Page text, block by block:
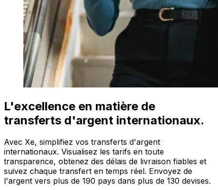
L'excellence en matière de
transferts d'argent internationaux.
Avec Xe, simplifiez vos transferts d'argent
internationaux. Visualisez les tarifs en toute
transparence, obtenez des délais de livraison fiables et
suivez chaque transfert en temps réel. Envoyez de
l'argent vers plus de 190 pays dans plus de 130 devises.